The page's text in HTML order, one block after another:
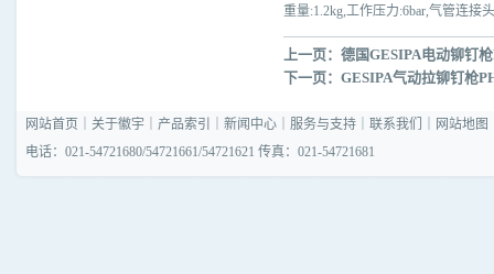
重量:1.2kg,工作压力:6bar,气管连接
上一页： 德国GESIPA电动铆钉
下一页： GESIPA气动拉铆钉枪
网站首页 关于徽宇 产品索引 新闻中心 服务与支持 联系我们
网站地图
电话：021-54721680/54721661/54721621 传真：021-54721681